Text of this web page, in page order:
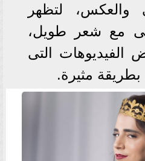
والعكس، لتظهر
مع شعر طويل،
الفيديوهات التى
بطريقة مثيرة.